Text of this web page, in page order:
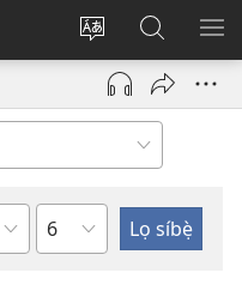
Yí
èdè
ìkànnì
pa
Wọlé
(opens
window)
Wa
JW.ORG
Orí